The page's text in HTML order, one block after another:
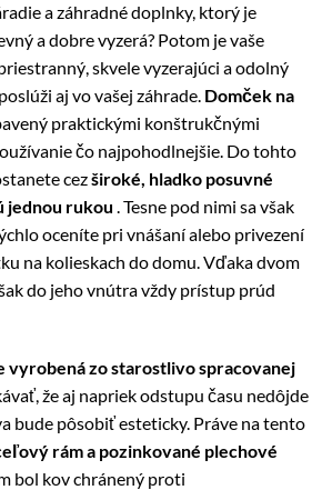
a záhradné doplnky, ktorý je
a dobre vyzerá? Potom je vaše
skvele vyzerajúci a odolný
aj vo vašej záhrade. Domček na
praktickými konštrukčnými
čo najpohodlnejšie. Do tohto
cezširoké, hladko posuvné
jednou rukou . Tesne pod nimi sa však
oceníte pri vnášaní alebo privezení
na kolieskach do domu. Vďaka dvom
do jeho vnútra vždy prístup prúd
vyrobená zo starostlivo spracovanej
že aj napriek odstupu času nedôjde
bude pôsobiť esteticky. Práve na tento
rám a pozinkované plechové
bol kov chránený proti